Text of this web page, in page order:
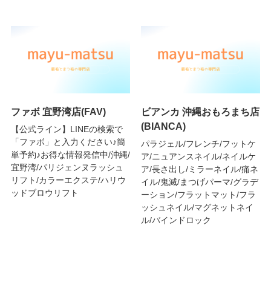
ファボ 宜野湾店(FAV)
【公式ライン】LINEの検索で
「ファボ」と入力ください♪簡
単予約♪お得な情報発信中/沖縄/
宜野湾/パリジェンヌラッシュ
リフト/カラーエクステ/ハリウ
ッドブロウリフト
ビアンカ 沖縄おもろまち店
(BIANCA)
パラジェル/フレンチ/フットケ
ア/ニュアンスネイル/ネイルケ
ア/長さ出し/ミラーネイル/痛ネ
イル/鬼滅/まつげパーマ/グラデ
ーション/フラットマット/フラ
ッシュネイル/マグネットネイ
ル/バインドロック